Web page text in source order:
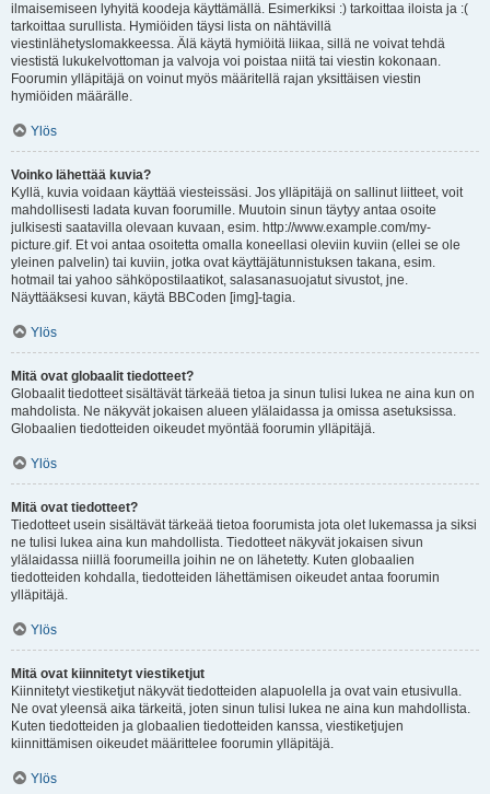
ilmaisemiseen lyhyitä koodeja käyttämällä. Esimerkiksi :) tarkoittaa iloista ja :(
tarkoittaa surullista. Hymiöiden täysi lista on nähtävillä
viestinlähetyslomakkeessa. Älä käytä hymiöitä liikaa, sillä ne voivat tehdä
viestistä lukukelvottoman ja valvoja voi poistaa niitä tai viestin kokonaan.
Foorumin ylläpitäjä on voinut myös määritellä rajan yksittäisen viestin
hymiöiden määrälle.
Ylös
Voinko lähettää kuvia?
Kyllä, kuvia voidaan käyttää viesteissäsi. Jos ylläpitäjä on sallinut liitteet, voit
mahdollisesti ladata kuvan foorumille. Muutoin sinun täytyy antaa osoite
julkisesti saatavilla olevaan kuvaan, esim. http://www.example.com/my-
picture.gif. Et voi antaa osoitetta omalla koneellasi oleviin kuviin (ellei se ole
yleinen palvelin) tai kuviin, jotka ovat käyttäjätunnistuksen takana, esim.
hotmail tai yahoo sähköpostilaatikot, salasanasuojatut sivustot, jne.
Näyttääksesi kuvan, käytä BBCoden [img]-tagia.
Ylös
Mitä ovat globaalit tiedotteet?
Globaalit tiedotteet sisältävät tärkeää tietoa ja sinun tulisi lukea ne aina kun on
mahdolista. Ne näkyvät jokaisen alueen ylälaidassa ja omissa asetuksissa.
Globaalien tiedotteiden oikeudet myöntää foorumin ylläpitäjä.
Ylös
Mitä ovat tiedotteet?
Tiedotteet usein sisältävät tärkeää tietoa foorumista jota olet lukemassa ja siksi
ne tulisi lukea aina kun mahdollista. Tiedotteet näkyvät jokaisen sivun
ylälaidassa niillä foorumeilla joihin ne on lähetetty. Kuten globaalien
tiedotteiden kohdalla, tiedotteiden lähettämisen oikeudet antaa foorumin
ylläpitäjä.
Ylös
Mitä ovat kiinnitetyt viestiketjut
Kiinnitetyt viestiketjut näkyvät tiedotteiden alapuolella ja ovat vain etusivulla.
Ne ovat yleensä aika tärkeitä, joten sinun tulisi lukea ne aina kun mahdollista.
Kuten tiedotteiden ja globaalien tiedotteiden kanssa, viestiketjujen
kiinnittämisen oikeudet määrittelee foorumin ylläpitäjä.
Ylös